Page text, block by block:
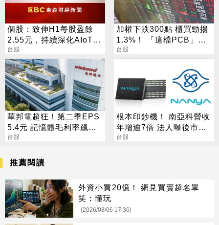
個股：致伸H1每股盈餘
2.55元，持續深化AIoT、
AI智慧監控、機器人與車
用佈局
台股
加權下跌300點 櫃買勁揚
1.3%！ 「這檔PCB」連3
天漲停
台股
華邦電超狂！第二季EPS
5.4元 記憶體毛利率飆至
70.3%
台股
根本印鈔機！ 南亞科營收
年增逾7倍 法人曝後市觀
察4指標
台股
推薦閱讀
外資小買20億！ 網見買賣超名單
笑：懂玩
(2026/08/06 17:36)